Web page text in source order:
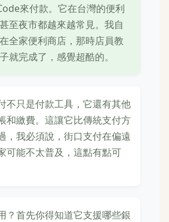
來付款。它在台灣的便利
至夜市都越來越常見。我自
全家便利商店，那時店員教
就完成了，感覺超酷的。
不只是付款工具，它還有其他
和繳費。這讓它比傳統支付方
，我必須說，街口支付在偏遠
可能不太普及，這點有點可
？首先你得知道它支援哪些銀